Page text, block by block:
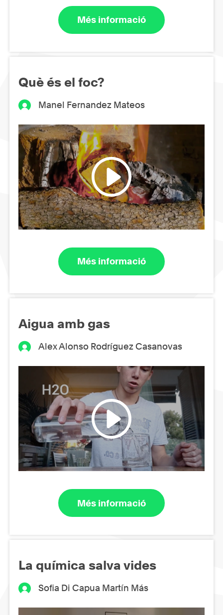
Més informació
Què és el foc?
Manel Fernandez Mateos
Més informació
Aigua amb gas
Alex Alonso Rodríguez Casanovas
Més informació
La química salva vides
Sofia Di Capua Martín Más